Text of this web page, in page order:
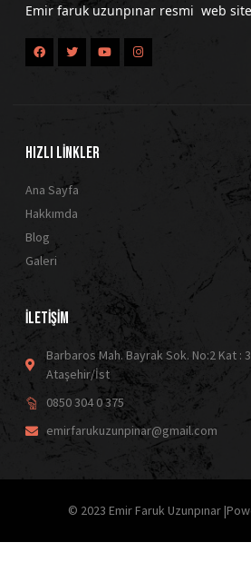
Emir faruk uzunpınar resmi web
HIZLI LİNKLER
Ana Sayfa
Hakkımda
Blog
Galeri
İLETİŞİM
Barbaros Mah. Bayrak Sok. No:2 Kat :
Ataşehir/İst
0850 304 0 375
emirfarukuzunpinar@gmail.com
© 2023 Emir Faruk Uzunpınar